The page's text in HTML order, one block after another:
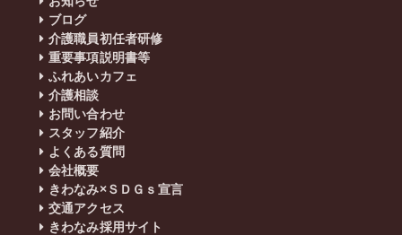
ブログ
介護職員初任者研修
重要事項説明書等
ふれあいカフェ
介護相談
お問い合わせ
スタッフ紹介
よくある質問
会社概要
きわなみ×ＳＤＧｓ宣言
交通アクセス
きわなみ採用サイト